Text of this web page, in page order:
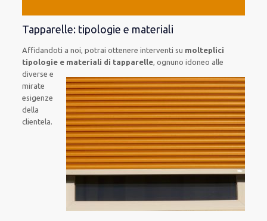
Tapparelle: tipologie e materiali
Affidandoti a noi, potrai ottenere interventi su molteplici
tipologie e materiali di tapparelle, ognuno idoneo alle
diverse e
mirate
esigenze
della
clientela.